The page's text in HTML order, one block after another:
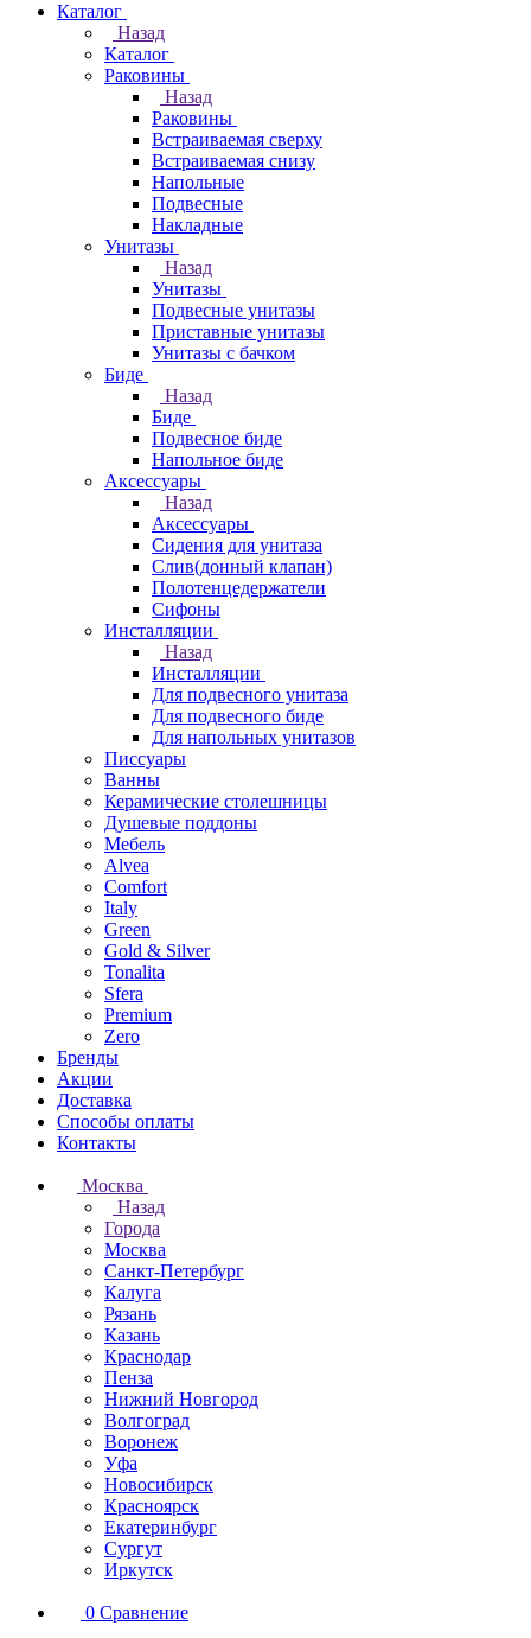
Каталог
Назад
Каталог
Раковины
Назад
Раковины
Встраиваемая сверху
Встраиваемая снизу
Напольные
Подвесные
Накладные
Унитазы
Назад
Унитазы
Подвесные унитазы
Приставные унитазы
Унитазы с бачком
Биде
Назад
Биде
Подвесное биде
Напольное биде
Аксессуары
Назад
Аксессуары
Сидения для унитаза
Слив(донный клапан)
Полотенцедержатели
Сифоны
Инсталляции
Назад
Инсталляции
Для подвесного унитаза
Для подвесного биде
Для напольных унитазов
Писсуары
Ванны
Керамические столешницы
Душевые поддоны
Мебель
Alvea
Comfort
Italy
Green
Gold & Silver
Tonalita
Sfera
Premium
Zero
Бренды
Акции
Доставка
Способы оплаты
Контакты
Москва
Назад
Города
Москва
Санкт-Петербург
Калуга
Рязань
Казань
Краснодар
Пенза
Нижний Новгород
Волгоград
Воронеж
Уфа
Новосибирск
Красноярск
Екатеринбург
Сургут
Иркутск
0 Сравнение